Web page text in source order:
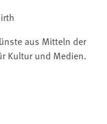
aus Mitteln der
Kultur und Medien.